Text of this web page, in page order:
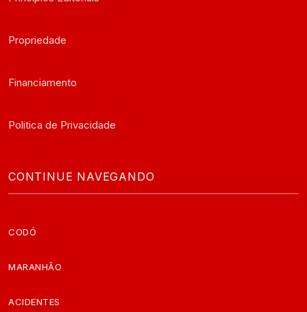
Propriedade
Financiamento
Politica de Privacidade
CONTINUE NAVEGANDO
CODÓ
MARANHÃO
ACIDENTES